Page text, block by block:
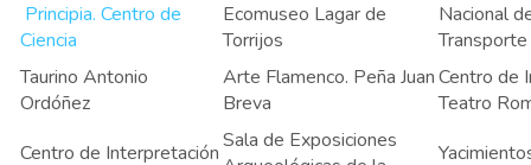
Principia. Centro de
Ciencia
Ecomuseo Lagar de
Torrijos
Nacional
Taurino Antonio
Ordóñez
Arte Flamenco. Peña Juan
Breva
Centro de
Teatro
Centro de InterpretaciónSala de Exposiciones